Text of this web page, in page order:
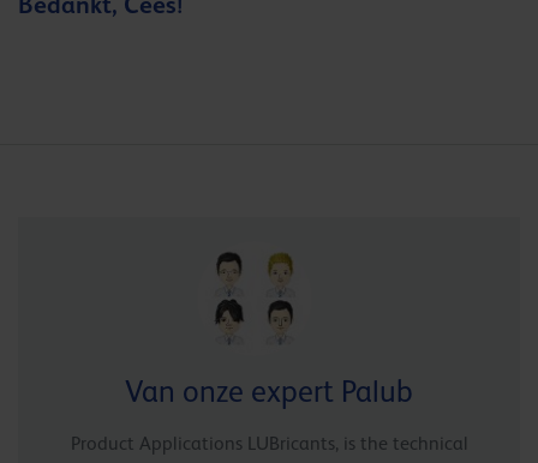
Van onze expert Palub
Product Applications LUBricants, is the technical